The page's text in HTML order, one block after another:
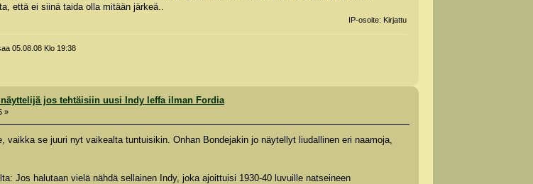
että ei siinä taida olla mitään järkeä..
IP-osoite: Kirjattu
05.08.08 Klo 19:38
jos tehtäisiin uusi Indy leffa ilman Fordia
»
vaikka se juuri nyt vaikealta tuntuisikin. Onhan Bondejakin jo näytellyt liudallinen eri naamoja,
Jos halutaan vielä nähdä sellainen Indy, joka ajoittuisi 1930-40 luvuille natseineen